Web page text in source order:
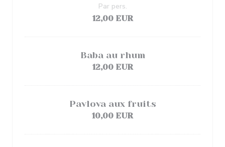
12,00 EUR
Par pers.
Baba au rhum
12,00 EUR
Pavlova aux fruits
10,00 EUR